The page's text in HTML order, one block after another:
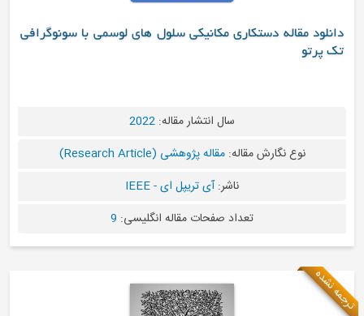
دانلود مقاله دستکاری مکانیکی سلول های لوسمی با سونوگرافی
تک پرتو
سال انتشار مقاله: 2022
نوع نگارش مقاله:مقاله پژوهشی (Research Article)
ناشر:آی تریپل ای - IEEE
تعداد صفحات مقاله انگلیسی: 9
ترجمه نشده